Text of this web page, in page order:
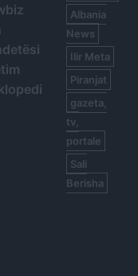
Albania
News
Ilir Meta
Piranjat
gazeta,
tv,
portale
Sali
Berisha